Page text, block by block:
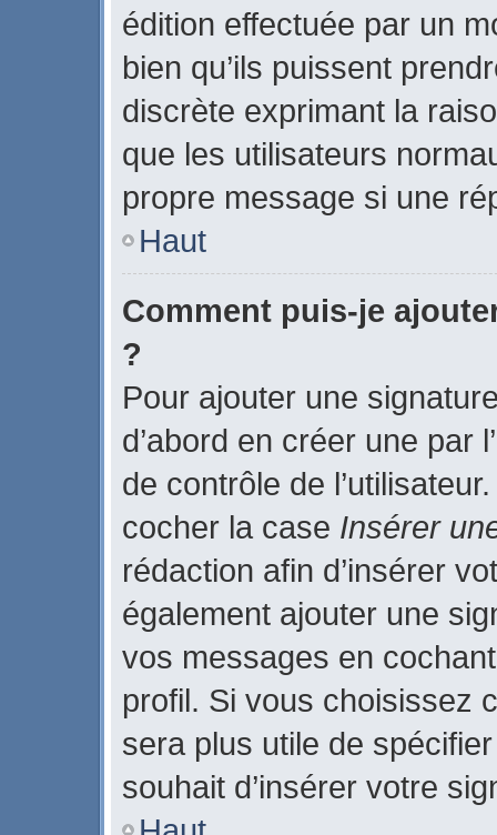
édition effectuée par un
bien qu’ils puissent
discrète exprimant la
que les utilisateurs
propre message si une
Haut
Comment puis-je
?
Pour ajouter une
d’abord en créer une par
de contrôle de
cocher la case Insérer
rédaction afin d’insérer
également ajouter une
vos messages en
profil. Si vous choisissez
sera plus utile de
souhait d’insérer votre